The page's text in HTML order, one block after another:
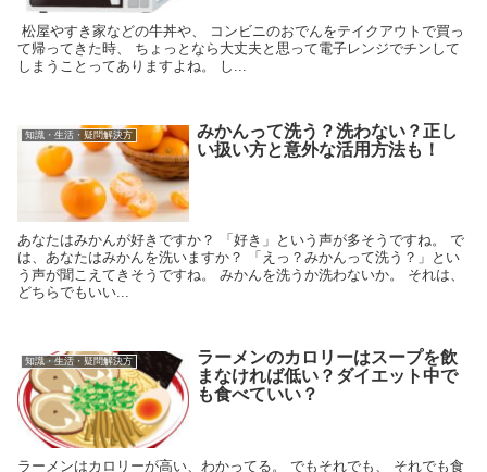
松屋やすき家などの牛丼や、 コンビニのおでんをテイクアウトで買っ
て帰ってきた時、 ちょっとなら大丈夫と思って電子レンジでチンして
しまうことってありますよね。 し...
知識・生活・疑問解決方
みかんって洗う？洗わない？正し
い扱い方と意外な活用方法も！
あなたはみかんが好きですか？ 「好き」という声が多そうですね。 で
は、あなたはみかんを洗いますか？ 「えっ？みかんって洗う？」とい
う声が聞こえてきそうですね。 みかんを洗うか洗わないか。 それは、
どちらでもいい...
知識・生活・疑問解決方
ラーメンのカロリーはスープを飲
まなければ低い？ダイエット中で
も食べていい？
ラーメンはカロリーが高い、わかってる。 でもそれでも、 それでも食